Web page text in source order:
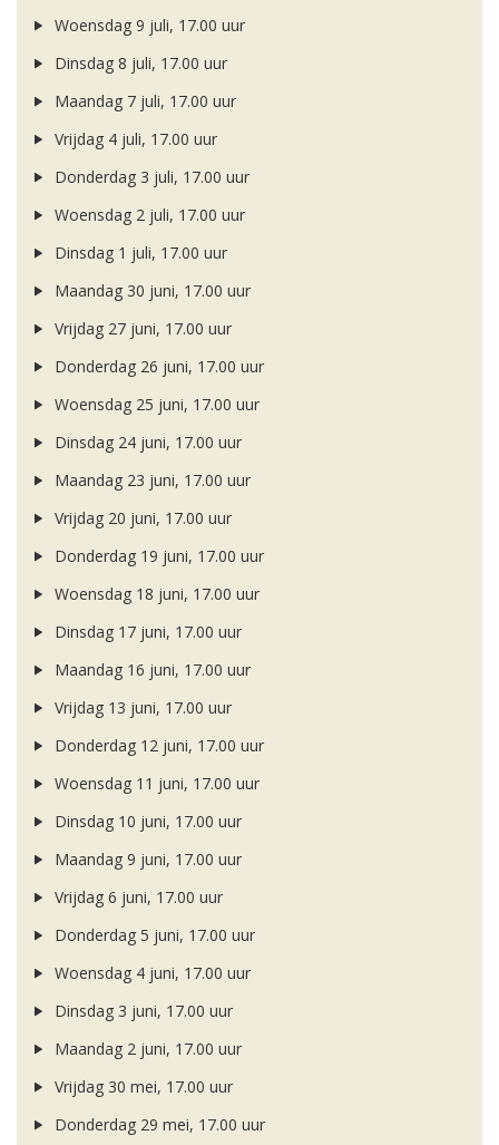
Woensdag 9 juli, 17.00 uur
Dinsdag 8 juli, 17.00 uur
Maandag 7 juli, 17.00 uur
Vrijdag 4 juli, 17.00 uur
Donderdag 3 juli, 17.00 uur
Woensdag 2 juli, 17.00 uur
Dinsdag 1 juli, 17.00 uur
Maandag 30 juni, 17.00 uur
Vrijdag 27 juni, 17.00 uur
Donderdag 26 juni, 17.00 uur
Woensdag 25 juni, 17.00 uur
Dinsdag 24 juni, 17.00 uur
Maandag 23 juni, 17.00 uur
Vrijdag 20 juni, 17.00 uur
Donderdag 19 juni, 17.00 uur
Woensdag 18 juni, 17.00 uur
Dinsdag 17 juni, 17.00 uur
Maandag 16 juni, 17.00 uur
Vrijdag 13 juni, 17.00 uur
Donderdag 12 juni, 17.00 uur
Woensdag 11 juni, 17.00 uur
Dinsdag 10 juni, 17.00 uur
Maandag 9 juni, 17.00 uur
Vrijdag 6 juni, 17.00 uur
Donderdag 5 juni, 17.00 uur
Woensdag 4 juni, 17.00 uur
Dinsdag 3 juni, 17.00 uur
Maandag 2 juni, 17.00 uur
Vrijdag 30 mei, 17.00 uur
Donderdag 29 mei, 17.00 uur